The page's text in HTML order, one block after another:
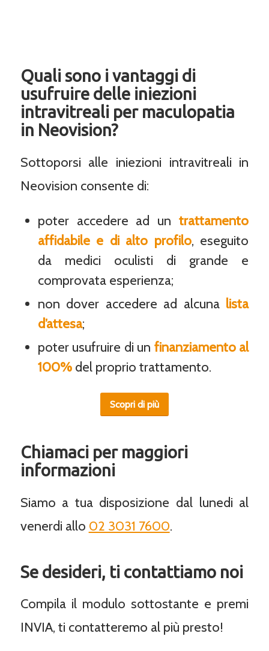
Quali sono i vantaggi di
usufruire delle iniezioni
intravitreali per maculopatia
in Neovision?
Sottoporsi alle iniezioni intravitreali in
Neovision consente di:
poter accedere ad untrattamento
affidabile e di alto profilo, eseguito
da medici oculisti di grande e
comprovata esperienza;
non dover accedere ad alcuna lista
d’attesa;
poter usufruire di un finanziamento al
100%del proprio trattamento.
Scopri di più
Chiamaci per maggiori
informazioni
Siamo a tua disposizione dal lunedi al
venerdi allo 02 3031 7600.
Se desideri, ti contattiamo noi
Compila il modulo sottostante e premi
INVIA, ti contatteremo al più presto!